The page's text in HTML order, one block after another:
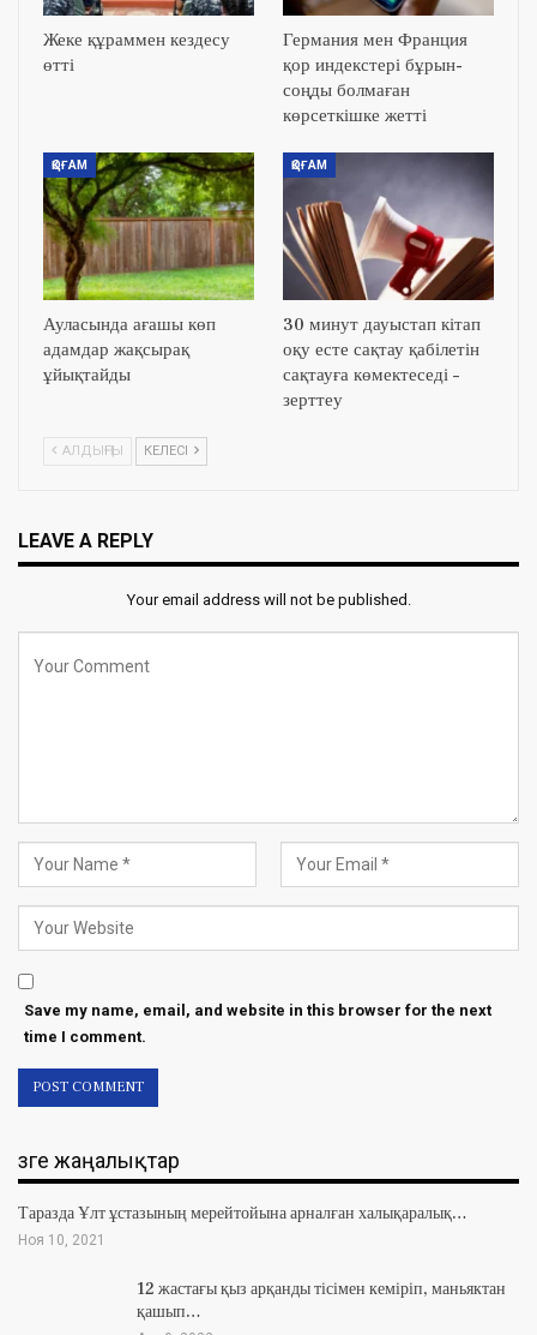
Жеке құраммен кездесу
өтті
Германия мен Франция
қор индекстері бұрын-
соңды болмаған
көрсеткішке жетті
ҚОҒАМ
Ауласында ағашы көп
адамдар жақсырақ
ұйықтайды
ҚОҒАМ
30 минут дауыстап кітап
оқу есте сақтау қабілетін
сақтауға көмектеседі –
зерттеу
АЛДЫҢҒЫ КЕЛЕСІ
LEAVE A REPLY
Your email address will not be published.
Save my name, email, and website in this browser for the next
time I comment.
Өзге жаңалықтар
Таразда Ұлт ұстазының мерейтойына арналған халықаралық…
Ноя 10, 2021
12 жастағы қыз арқанды тісімен кеміріп, маньяктан
қашып…